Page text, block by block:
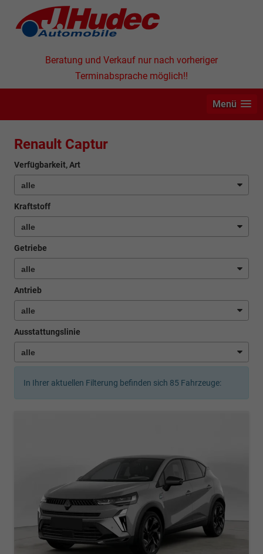
Beratung und Verkauf nur nach vorheriger
Terminabsprache möglich!!
Menü
Renault Captur
Verfügbarkeit, Art
Kraftstoff
Getriebe
Antrieb
Ausstattungslinie
In Ihrer aktuellen Filterung befinden sich 85 Fahrzeuge: